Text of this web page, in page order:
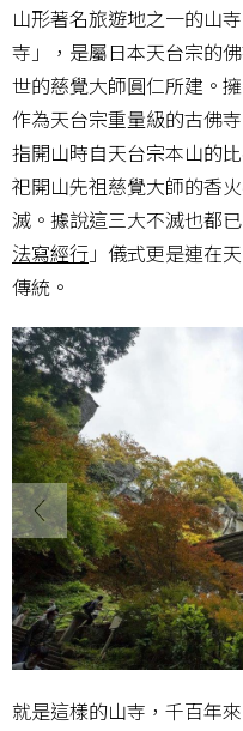
山形著名旅遊地之一的山
寺」，是屬日本天台宗的
世的慈覺大師圓仁所建。
作為天台宗重量級的古佛
指開山時自天台宗本山的
祀開山先祖慈覺大師的香
滅。據說這三大不滅也都
法寫經行 」儀式更是連在
傳統。
就是這樣的山寺，千百年